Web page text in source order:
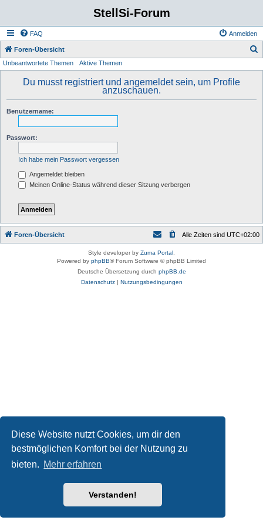
Diese Website nutzt Cookies, um dir den
bestmöglichen Komfort bei der Nutzung zu
bieten. Mehr erfahren
Verstanden!
StellSi-Forum
FAQ Anmelden
Foren-Übersicht
Unbeantwortete Themen Aktive Themen
Du musst registriert und angemeldet sein, um Profile
anzuschauen.
Benutzername:
Passwort:
Ich habe mein Passwort vergessen
Angemeldet bleiben
Meinen Online-Status während dieser Sitzung verbergen
Foren-Übersicht Alle Zeiten sind UTC+02:00
Style developer by Zuma Portal,
Powered by phpBB® Forum Software © phpBB Limited
Deutsche Übersetzung durch phpBB.de
Datenschutz| Nutzungsbedingungen